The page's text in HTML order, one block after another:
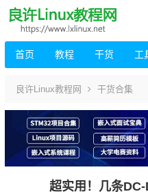
首页 教程 干货 工
良许Linux教程网 干货合集
超实用！几条